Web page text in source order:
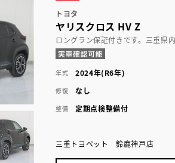
トヨタ
ヤリスクロス HV Z
ロングラン保証付きです。三重県
年式 2024年(R6年)
修復 なし
整備 定期点検整備付
三重トヨペット 鈴鹿神戸店